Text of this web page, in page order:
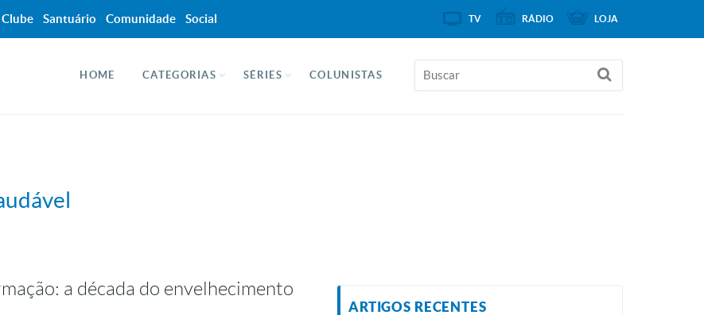
HOME CATEGORIAS SÉRIES COLUNISTAS
a década do envelhecimento
ARTIGOS RECENTES
Clube Santuário Comunidade Social TV RÁDIO LOJA